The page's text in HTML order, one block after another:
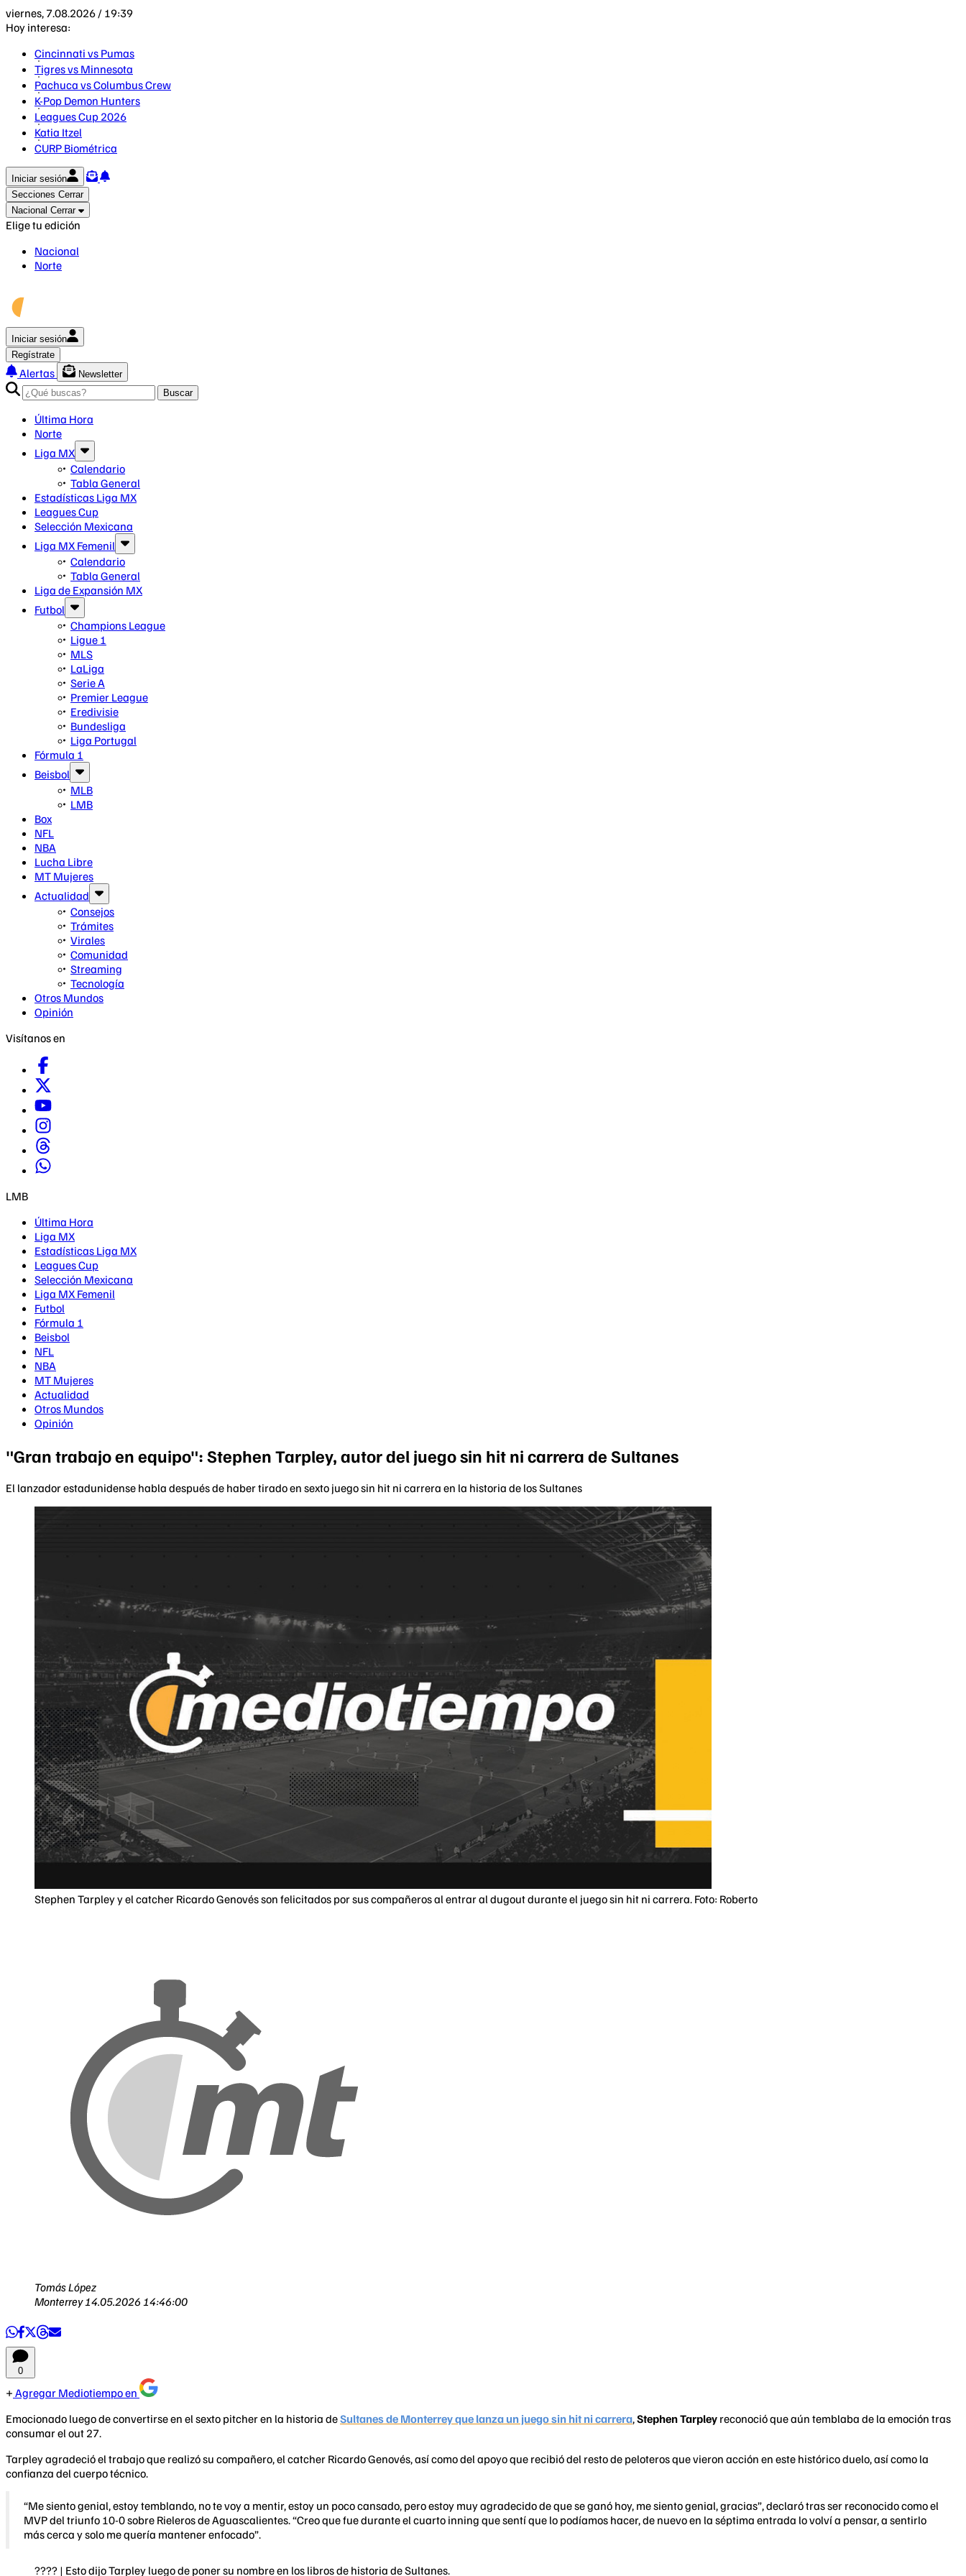
viernes, 7.08.2026 / 19:39
Hoy interesa:
Cincinnati vs Pumas
Tigres vs Minnesota
Pachuca vs Columbus Crew
K-Pop Demon Hunters
Leagues Cup 2026
Katia Itzel
CURP Biométrica
Iniciar sesión
Secciones Cerrar
Nacional Cerrar
Elige tu edición
Nacional
Norte
Iniciar sesión
Regístrate
Alertas
Newsletter
Buscar
Última Hora
Norte
Liga MX
Calendario
Tabla General
Estadísticas Liga MX
Leagues Cup
Selección Mexicana
Liga MX Femenil
Calendario
Tabla General
Liga de Expansión MX
Futbol
Champions League
Ligue 1
MLS
LaLiga
Serie A
Premier League
Eredivisie
Bundesliga
Liga Portugal
Fórmula 1
Beisbol
MLB
LMB
Box
NFL
NBA
Lucha Libre
MT Mujeres
Actualidad
Consejos
Trámites
Virales
Comunidad
Streaming
Tecnología
Otros Mundos
Opinión
Visítanos en
LMB
Última Hora
Liga MX
Estadísticas Liga MX
Leagues Cup
Selección Mexicana
Liga MX Femenil
Futbol
Fórmula 1
Beisbol
NFL
NBA
MT Mujeres
Actualidad
Otros Mundos
Opinión
"Gran trabajo en equipo": Stephen Tarpley, autor del juego sin hit ni carrera de Sultanes
El lanzador estadunidense habla después de haber tirado en sexto juego sin hit ni carrera en la historia de los Sultanes
Stephen Tarpley y el catcher Ricardo Genovés son felicitados por sus compañeros al entrar al dugout durante el juego sin hit ni carrera. Foto: Roberto
Tomás López
Monterrey14.05.2026 14:46:00
0
Agregar Mediotiempo en
Emocionado luego de convertirse en el sexto pitcher en la historia deSultanes de Monterrey que lanza un juego sin hit ni carrera,Stephen Tarpley reconoció que aún temblaba de la emoción tras
consumar el out 27.
Tarpley agradeció el trabajo que realizó su compañero, el catcher Ricardo Genovés, así como del apoyo que recibió del resto de peloteros que vieron acción en este histórico duelo, así como la
confianza del cuerpo técnico.
“Me siento genial, estoy temblando, no te voy a mentir, estoy un poco cansado, pero estoy muy agradecido de que se ganó hoy, me siento genial, gracias”, declaró tras ser reconocido como el
MVP del triunfo 10-0 sobre Rieleros de Aguascalientes. “Creo que fue durante el cuarto inning que sentí que lo podíamos hacer, de nuevo en la séptima entrada lo volví a pensar, a sentirlo
más cerca y solo me quería mantener enfocado”.
????️ | Esto dijo Tarpley luego de poner su nombre en los libros de historia de Sultanes.